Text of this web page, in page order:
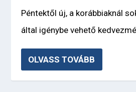
Péntektől új, a korábbiaknál
által igénybe vehető
OLVASS TOVÁBB